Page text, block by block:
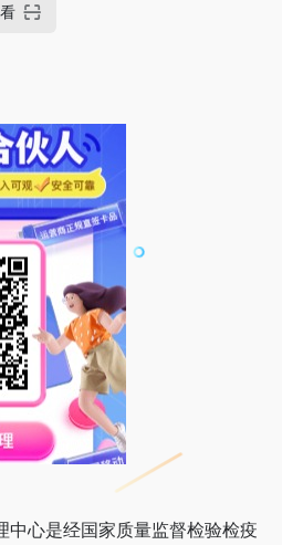
中心是经国家质量监督检验检疫